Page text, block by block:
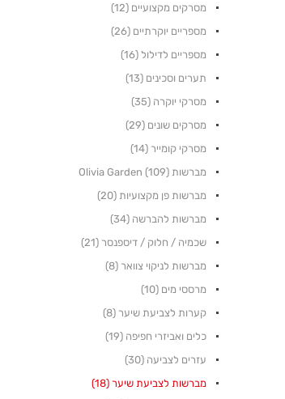
מסרקים מקצועיים (12)
מספריים יוקרתיים (26)
מספריים לדילול (16)
תערים וסכינים (13)
מסרקי יוקרה (35)
מסרקים שונים (29)
מסרקי קומייר (14)
מברשות Olivia Garden (109)
מברשות פן מקצועיות (20)
מברשות להברשה (34)
שכמיה / חלוק / דיספנסר (21)
מברשות לניקוי צוואר (8)
מרססי מים (10)
קערות לצביעת שיער (8)
כלים ואביזרי חפיפה (19)
עזרים לצביעה (30)
מברשות לצביעת שיער (18)